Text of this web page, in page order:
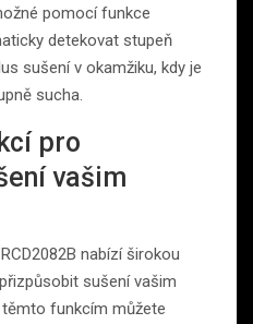
pomocí funkce
detekovat stupeň
sušení v okamžiku, kdy je
sucha.
pro
vašim
nabízí širokou
sušení vašim
těmto funkcím můžete